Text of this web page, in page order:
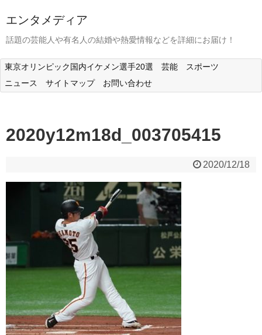
エンタメディア
話題の芸能人や有名人の結婚や熱愛情報などを詳細にお届け！
東京オリンピック国内イケメン選手20選 芸能
スポーツ
ニュース
サイトマップ お問い合わせ
2020y12m18d_003705415
2020/12/18